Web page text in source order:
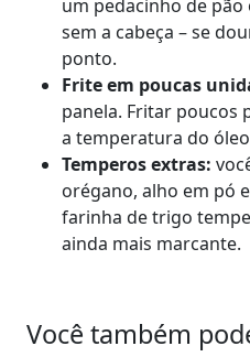
um pedacinho de
sem a cabeça – se
ponto.
Frite em poucas
panela. Fritar poucos
a temperatura do
Temperos extras:
orégano, alho em pó
farinha de trigo
ainda mais marcante.
Você também